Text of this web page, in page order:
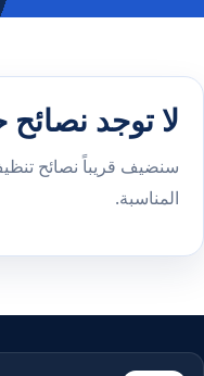
لا توجد نصائح
سنضيف قريباً نصائح
المناسبة.